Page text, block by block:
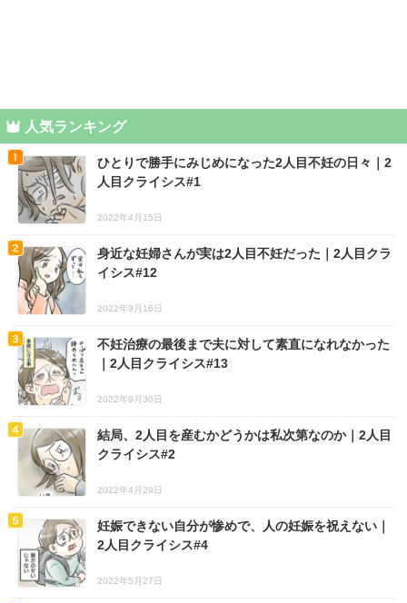
人気ランキング
ひとりで勝手にみじめになった2人目不妊の日々｜2
人目クライシス#1
2022年4月15日
身近な妊婦さんが実は2人目不妊だった｜2人目クラ
イシス#12
2022年9月16日
不妊治療の最後まで夫に対して素直になれなかった
｜2人目クライシス#13
2022年9月30日
結局、2人目を産むかどうかは私次第なのか｜2人目
クライシス#2
2022年4月29日
妊娠できない自分が惨めで、人の妊娠を祝えない｜
2人目クライシス#4
2022年5月27日